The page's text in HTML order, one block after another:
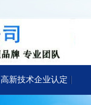
高新技术企业认定